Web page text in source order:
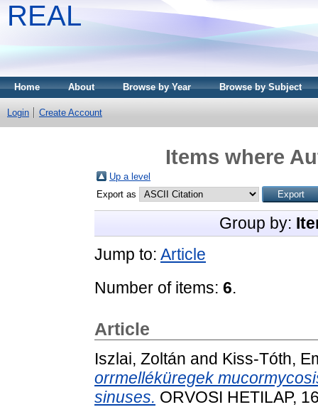
REAL
Home About Browse by Year Browse by Subject
Login Create Account
Items where
Up a level
Export as
Group by:
Jump to: Article
Number of items: 6.
Article
Iszlai, Zoltán and Kiss-Tóth,
orrmelléküregek
sinuses. ORVOSI HETILAP,